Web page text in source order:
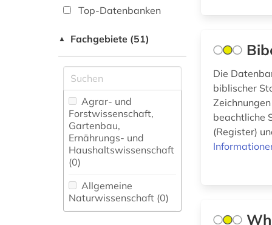
Top-Datenbanken
▲ Fachgebiete (51)
Agrar- und
Forstwissenschaft,
Gartenbau,
Ernährungs- und
Haushaltswissenschaft
(0)
Allgemeine
Naturwissenschaft (0)
Die
biblischer
beachtliche
(Register)